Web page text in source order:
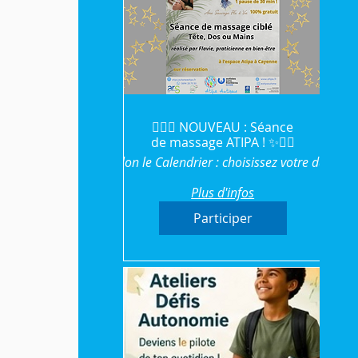
💆‍♀️✨ NOUVEAU : Séance
de massage ATIPA ! ✨💆‍♂️
Selon le Calendrier : choisissez votre date
Plus d'infos
Participer